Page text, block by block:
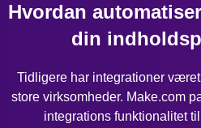
Hvordan
din
Tidligere har integrationer
store virksomheder. Make.com
integrations funktionalitet